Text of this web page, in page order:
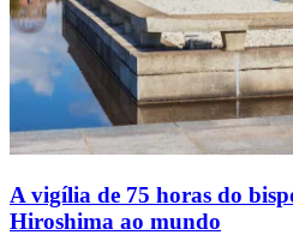
A vigília de 75 horas do
Hiroshima ao mundo